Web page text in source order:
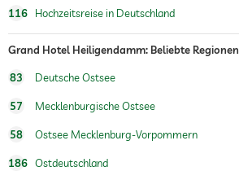
Reiten
116 Hochzeitsreise in Deutschland
Grand Hotel Heiligendamm: Beliebte Regionen
83 Deutsche Ostsee
57 Mecklenburgische Ostsee
58 Ostsee Mecklenburg-Vorpommern
186 Ostdeutschland